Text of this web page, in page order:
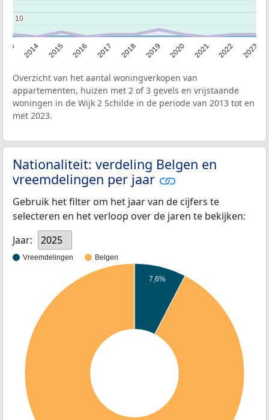
2014 2015 2016 2017 2018 2019 2020 2021 2022 2023
10
10
Overzicht van het aantal woningverkopen van
appartementen, huizen met 2 of 3 gevels en vrijstaande
woningen in de Wijk 2 Schilde in de periode van 2013 tot en
met 2023.
Nationaliteit: verdeling Belgen en
vreemdelingen per jaar
Gebruik het filter om het jaar van de cijfers te
selecteren en het verloop over de jaren te bekijken:
Jaar:
2025
Vreemdelingen Belgen
7,6%